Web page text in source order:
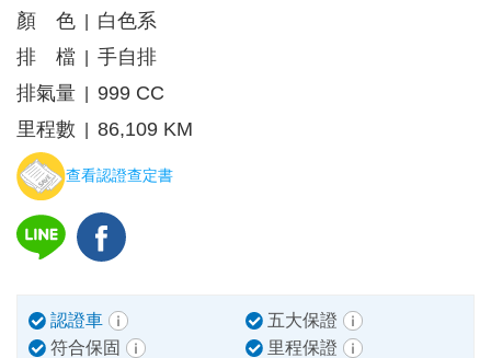
顏 色
白色系
排 檔
手自排
排氣量
999 CC
里程數
86,109 KM
查看認證查定書
認證車
五大保證
符合保固
里程保證